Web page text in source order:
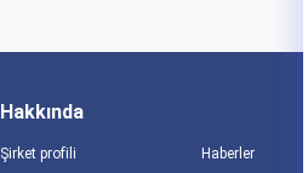
Hakkında
Şirket profili Haberler